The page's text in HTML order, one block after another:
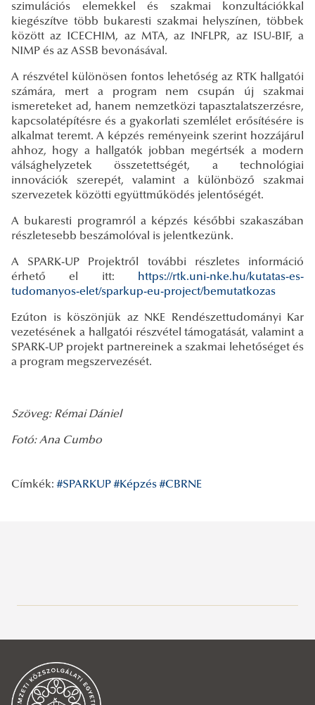
A gyermek mindenek felett
2026/07/27
Hamarosan indul a jelentkezés az egyetemi pótfelvételire
szimulációs elemekkel és szakmai konzultációkkal
kiegészítve több bukaresti szakmai helyszínen, többek
között az ICECHIM, az MTA, az INFLPR, az ISU-BIF, a
NIMP és az ASSB bevonásával.
A részvétel különösen fontos lehetőség az RTK hallgatói
számára, mert a program nem csupán új szakmai
ismereteket ad, hanem nemzetközi tapasztalatszerzésre,
kapcsolatépítésre és a gyakorlati szemlélet erősítésére is
alkalmat teremt. A képzés reményeink szerint hozzájárul
ahhoz, hogy a hallgatók jobban megértsék a modern
válsághelyzetek összetettségét, a technológiai
innovációk szerepét, valamint a különböző szakmai
szervezetek közötti együttműködés jelentőségét.
A bukaresti programról a képzés későbbi szakaszában
részletesebb beszámolóval is jelentkezünk.
A SPARK-UP Projektről további részletes információ
érhető el itt:
https://rtk.uni-nke.hu/kutatas-es-
tudomanyos-elet/sparkup-eu-project/bemutatkozas
Ezúton is köszönjük az NKE Rendészettudományi Kar
vezetésének a hallgatói részvétel támogatását, valamint a
SPARK-UP projekt partnereinek a szakmai lehetőséget és
a program megszervezését.
Szöveg: Rémai Dániel
Fotó: Ana Cumbo
Címkék:#SPARKUP #Képzés #CBRNE